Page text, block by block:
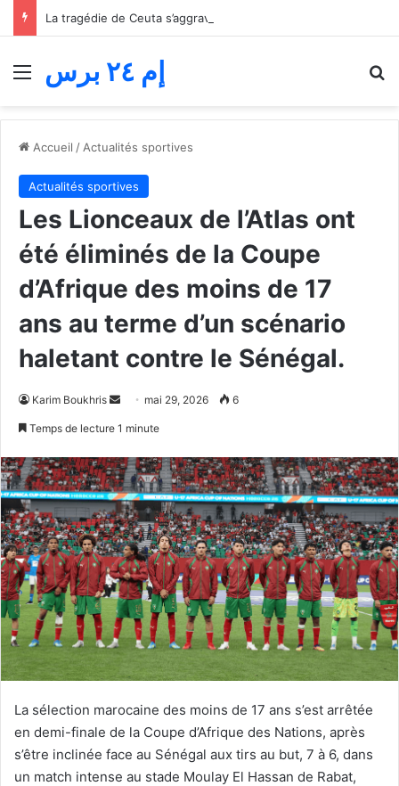
Menu إم ٢٤ برس
Accueil / Actualités sportives
Actualités sportives
Les Lionceaux de l’Atlas ont
été éliminés de la Coupe
d’Afrique des moins de 17
ans au terme d’un scénario
haletant contre le Sénégal.
Karim Boukhris
Envoyermai 29, 2026 6
Temps de lecture 1 minute
La sélection marocaine des moins de 17 ans s’est arrêtée
en demi-finale de la Coupe d’Afrique des Nations, après
s’être inclinée face au Sénégal aux tirs au but, 7 à 6, dans
un match intense au stade Moulay El Hassan de Rabat,